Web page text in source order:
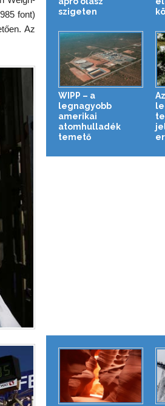
font)
Az
szigeten
WIPP – a
legnagyobb
amerikai
atomhulladék
temető